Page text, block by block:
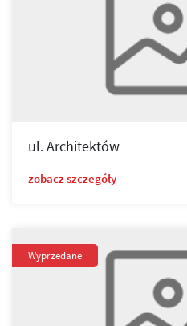
ul. Architektów
zobacz szczegóły
Wyprzedane